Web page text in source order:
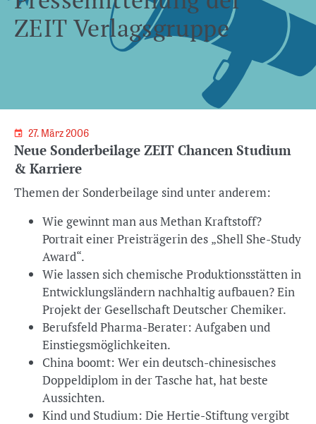
ZEIT Verlagsgruppe
27. März 2006
Neue Sonderbeilage ZEIT Chancen Studium
& Karriere
Themen der Sonderbeilage sind unter anderem:
Wie gewinnt man aus Methan Kraftstoff?
Portrait einer Preisträgerin des „Shell She-Study
Award“.
Wie lassen sich chemische Produktionsstätten in
Entwicklungsländern nachhaltig aufbauen? Ein
Projekt der Gesellschaft Deutscher Chemiker.
Berufsfeld Pharma-Berater: Aufgaben und
Einstiegsmöglichkeiten.
China boomt: Wer ein deutsch-chinesisches
Doppeldiplom in der Tasche hat, hat beste
Aussichten.
Kind und Studium: Die Hertie-Stiftung vergibt